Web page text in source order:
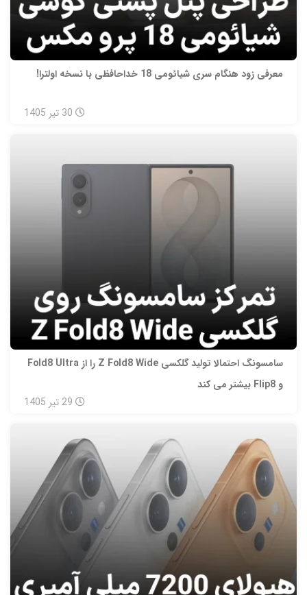
معرفی زود هنگام سری شیائومی 18 خداحافظی با نسخه اولترا!
30 تیر 1405
سامسونگ احتمالا تولید گلکسی Z Fold8 Wide را از Fold8 Ultra
و Flip8 بیشتر می‌ کند
29 تیر 1405